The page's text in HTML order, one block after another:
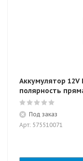
Аккумулятор 12V
полярность
Под заказ
Арт: 575510071